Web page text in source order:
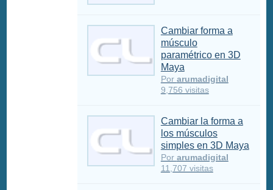
Cambiar forma a
músculo
paramétrico en 3D
Maya
Por arumadigital
9,756 visitas
Cambiar la forma a
los músculos
simples en 3D Maya
Por arumadigital
11,707 visitas